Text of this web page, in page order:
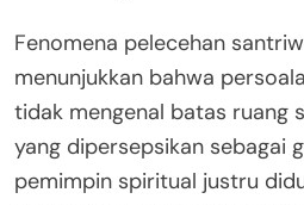
Fenomena pelecehan
menunjukkan bahwa
tidak mengenal batas ruang
yang dipersepsikan sebagai
pemimpin spiritual justru